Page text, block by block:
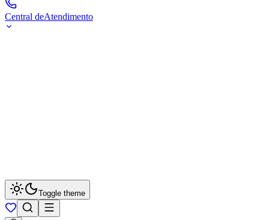
Central deAtendimento
Toggle theme